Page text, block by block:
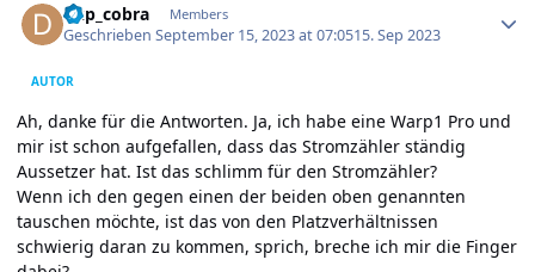
dkp_cobra Members
GeschriebenSeptember 15, 2023 at 07:0515. Sep 2023
AUTOR
Ah, danke für die Antworten. Ja, ich habe eine Warp1 Pro und
mir ist schon aufgefallen, dass das Stromzähler ständig
Aussetzer hat. Ist das schlimm für den Stromzähler?
Wenn ich den gegen einen der beiden oben genannten
tauschen möchte, ist das von den Platzverhältnissen
schwierig daran zu kommen, sprich, breche ich mir die Finger